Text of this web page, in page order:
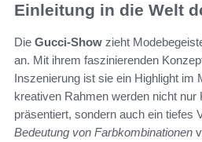
Einleitung in die Welt
Die Gucci-Show zieht
an. Mit ihrem faszinierenden
Inszenierung ist sie ein Highlight im
kreativen Rahmen werden nicht nur
präsentiert, sondern auch ein tiefes
Bedeutung von Farbkombinationen